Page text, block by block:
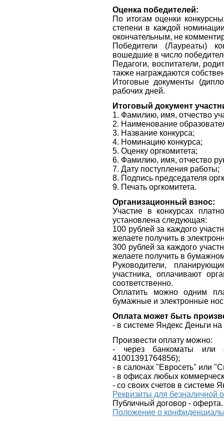
Оценка победителей:
По итогам оценки
степени в каждой
окончательным, не
Победители (Лауреаты)
вошедшие в число
Педагоги, воспитатели,
также награждаются
Итоговые документы
рабочих дней.
Итоговый документ
1. Фамилию, имя, отчество
2. Наименование
3. Название конкурса;
4. Номинацию конкурса;
5. Оценку оргкомитета;
6. Фамилию, имя, отчество
7. Дату поступления работы;
8. Подпись председателя
9. Печать оргкомитета.
Организационный взнос:
Участие в конкурсах
установлена следующая:
100 рублей за каждого
желаете получить в
300 рублей за каждого
желаете получить в
Руководители,
участника, оплачивают
соответственно.
Оплатить можно одним
бумажные и электронные
Оплата может быть
- в системе Яндекс Деньги
Произвести оплату можно:
- через банкоматы или
41001391764856);
- в салонах "Евросеть" или
- в офисах любых
- со своих счетов в системе
Реквизиты для безналичной
Публичный договор - оферта.
Положение о